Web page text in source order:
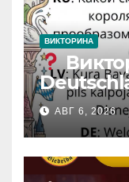
ВИКТОРИНА
№46
Замок
АВГ 6, 2026